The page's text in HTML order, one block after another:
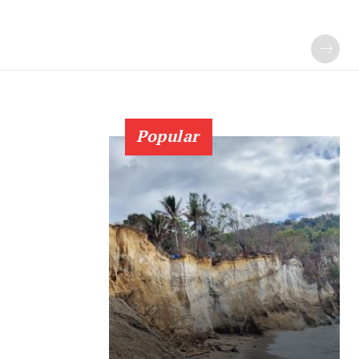
Popular